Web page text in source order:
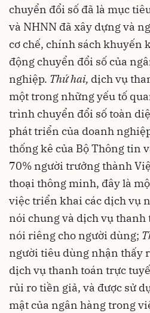
chuyển đổi số đã là mục
và NHNN đã xây dựng và
cơ chế, chính sách khuyến
động chuyển đổi số của
nghiệp. Thứ hai, dịch vụ
một trong những yếu tố
trình chuyển đổi số toàn
phát triển của doanh
thống kê của Bộ Thông tin
70% người trưởng thành
thoại thông minh, đây là
việc triển khai các dịch vụ
nói chung và dịch vụ
nói riêng cho người dùng;
người tiêu dùng nhận thấy
dịch vụ thanh toán trực
rủi ro tiền giả, và được sử
mật của ngân hàng trong